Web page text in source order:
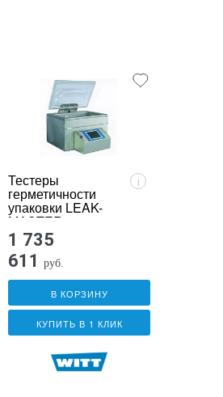
Тестеры
герметичности
упаковки LEAK-
MASTER
i
1 735
611
руб.
В КОРЗИНУ
КУПИТЬ В 1 КЛИК